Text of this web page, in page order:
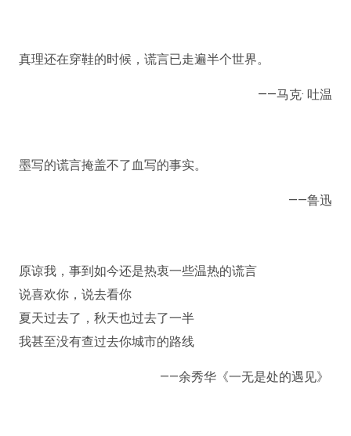
真理还在穿鞋的时候，谎言已走遍半个世界。
——马克· 吐温
墨写的谎言掩盖不了血写的事实。
——鲁迅
原谅我，事到如今还是热衷一些温热的谎言
说喜欢你，说去看你
夏天过去了，秋天也过去了一半
我甚至没有查过去你城市的路线
——余秀华《一无是处的遇见》 ​